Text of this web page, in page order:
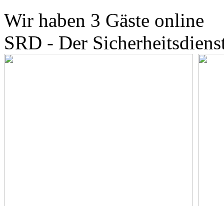
Wir haben 3 Gäste online
SRD - Der